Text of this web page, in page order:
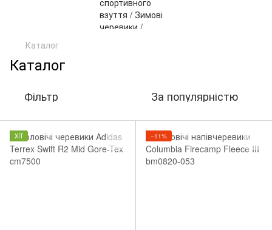
Каталог
Каталог
Фільтр За популярністю
ХІТ −11%